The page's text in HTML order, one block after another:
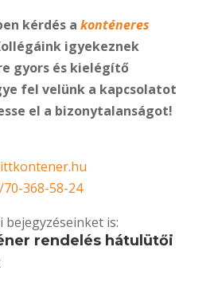
kérdés a konténeres
igyekeznek
gyors és kielégítő
fel velünk a kapcsolatot
el a bizonytalanságot!
70-368-58-24
bejegyzéseinket is:
rendelés hátulütői